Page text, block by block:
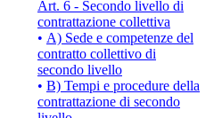
Art. 6 - Secondo livello di
contrattazione collettiva
• A) Sede e competenze del
contratto collettivo di
secondo livello
• B) Tempi e procedure della
contrattazione di secondo